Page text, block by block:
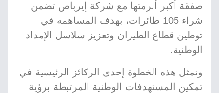
صفقة أكبر أبرمتها مع شركة إيرباص تضمن
شراء 105 طائرات، بهدف المساهمة في
توطين قطاع الطيران وتعزيز سلاسل الإمداد
الوطنية.
وتمثل هذه الخطوة إحدى الركائز الرئيسية في
تمكين المستهدفات الوطنية المرتبطة برؤية